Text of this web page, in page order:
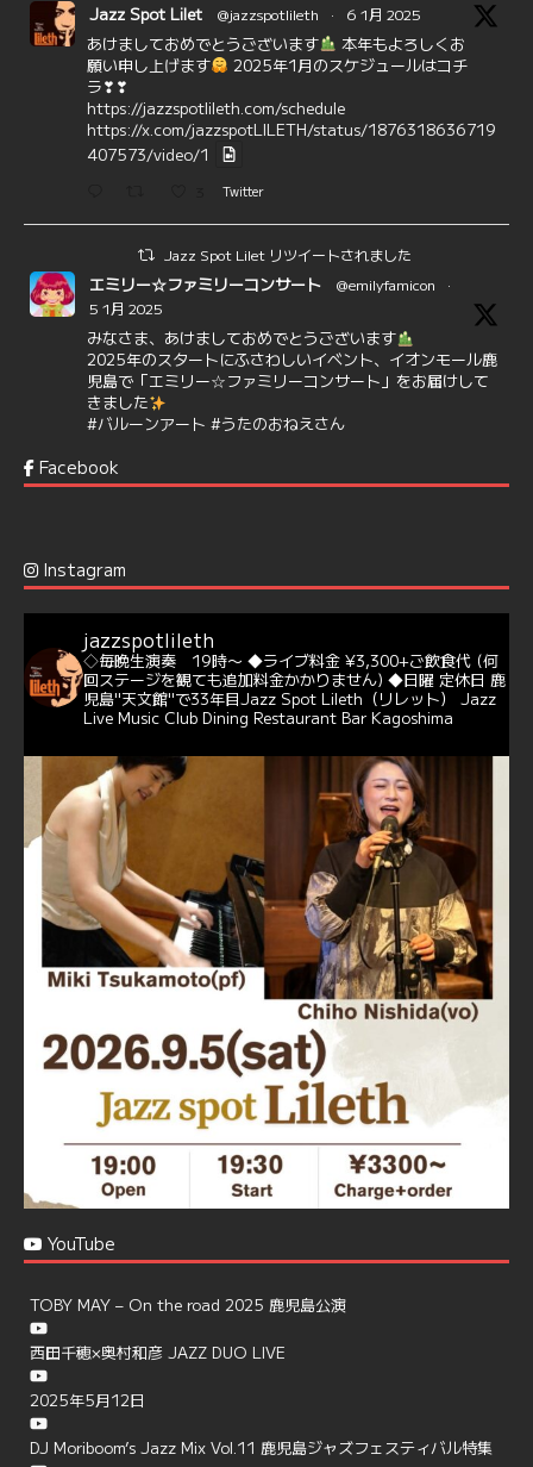
Jazz Spot Lilet @jazzspotlileth · 6 1月 2025
あけましておめでとうございます
本年もよろしくお
願い申し上げます
2025年1月のスケジュールはコチ
ラ❣❣
https://jazzspotlileth.com/schedule
https://x.com/jazzspotLILETH/status/1876318636719
407573/video/1
Twitter
Jazz Spot Lilet リツイートされました
エミリー☆ファミリーコンサート @emilyfamicon
·
5 1月 2025
みなさま、あけましておめでとうございます
2025年のスタートにふさわしいイベント、イオンモール鹿
児島で「エミリー☆ファミリーコンサート」をお届けして
きました
#バルーンアート #うたのおねえさん
6 7
@delightful_gang
バー♪♬
当店での演奏シーンもご覧いただけます❣❣
#天文館ミリオネーション #ジャミラ #クリスマスソング
https://youtu.be/2lhypP4KWc4?si=CEbY-wEg5HDc_iEv
6 Twitter
Jazz Spot Lilet · 11 11月 2024
忘年会＆新年会 ご予約承り中❣❣
☆窓辺から天文館ミリオネーション
☆JAZZの生演奏を聴きながら♪
☆地産地消に拘ったフードメニュー
プラン内容はご予算とご要望に応じてアレンジ可能ですの
で、お気軽にお問い合せください
https://jazzspotlileth.com/recommend/8650
6 7 Twitter
Load More
Facebook
Instagram
jazzspotlileth
◇毎晩生演奏 19時〜 ◆ライブ料金 ¥3,300+ご飲食代 (何
回ステージを観ても追加料金かかりません) ◆日曜 定休日 鹿
児島"天文館"で33年目Jazz Spot Lileth（リレット）
Jazz
Live Music Club Dining Restaurant Bar Kagoshima
YouTube
TOBY MAY – On the road 2025 鹿児島公演
西田千穂×奥村和彦 JAZZ DUO LIVE
2025年5月12日
DJ Moriboom’s Jazz Mix Vol.11 鹿児島ジャズフェスティバル特集